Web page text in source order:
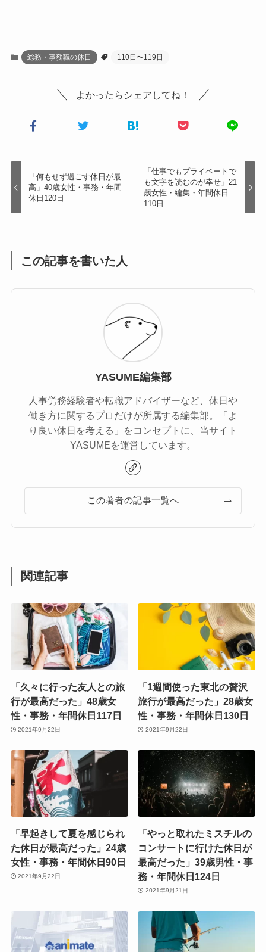
総務・事務職の休日 110日〜119日
よかったらシェアしてね！
「何もせず過ごす休日が最
高」40歳女性・事務・年間
休日120日
「仕事でもプライベートで
も文字を読むのが幸せ」21
歳女性・編集・年間休日
110日
この記事を書いた人
YASUME編集部
人事労務経験者や転職アドバイザーなど、休日や
働き方に関するプロだけが所属する編集部。「よ
り良い休日を考える」をコンセプトに、当サイト
YASUMEを運営しています。
この著者の記事一覧へ
関連記事
「久々に行った友人との旅
行が最高だった」48歳女
性・事務・年間休日117日
2021年9月22日
「1週間使った東北の贅沢
旅行が最高だった」28歳女
性・事務・年間休日130日
2021年9月22日
「早起きして夏を感じられ
た休日が最高だった」24歳
女性・事務・年間休日90日
2021年9月22日
「やっと取れたミスチルの
コンサートに行けた休日が
最高だった」39歳男性・事
務・年間休日124日
2021年9月21日